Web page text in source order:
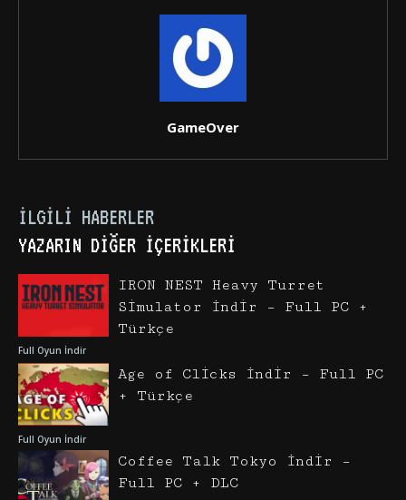
GameOver
İLGILI HABERLER
YAZARIN DIĞER İÇERIKLERI
Full Oyun İndir
IRON NEST Heavy Turret
Simulator İndir – Full PC +
Türkçe
Full Oyun İndir
Age of Clicks İndir – Full PC
+ Türkçe
Coffee Talk Tokyo İndir –
Full PC + DLC